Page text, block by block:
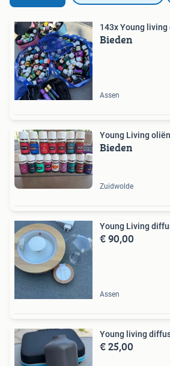
143x Young living
Bieden
Assen
Young Living
Bieden
Zuidwolde
Young Living
€ 90,00
Assen
Young living
€ 25,00